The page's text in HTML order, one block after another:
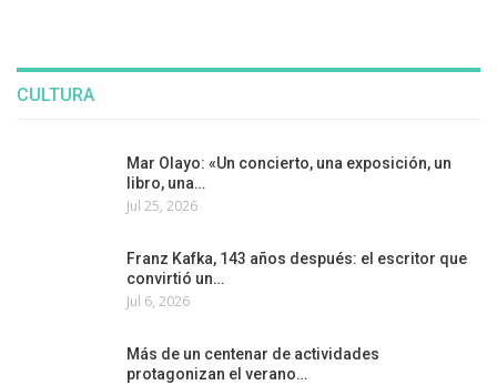
CULTURA
Mar Olayo: «Un concierto, una exposición, un
libro, una…
Jul 25, 2026
Franz Kafka, 143 años después: el escritor que
convirtió un…
Jul 6, 2026
Más de un centenar de actividades
protagonizan el verano…